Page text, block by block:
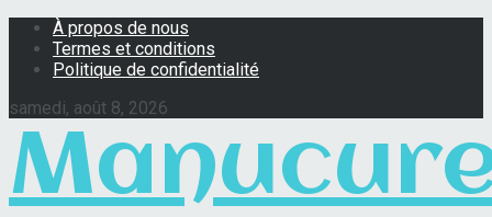
À propos de nous
Termes et conditions
Politique de confidentialité
samedi, août 8, 2026